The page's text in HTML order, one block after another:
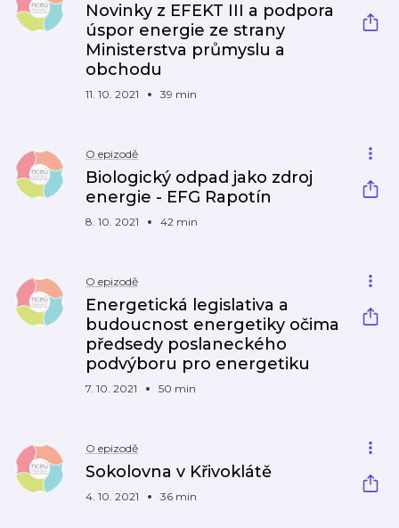
Novinky z EFEKT III a podpora
úspor energie ze strany
Ministerstva průmyslu a
obchodu
11. 10. 2021 39 min
O epizodě
Biologický odpad jako zdroj
energie - EFG Rapotín
8. 10. 2021 42 min
O epizodě
Energetická legislativa a
budoucnost energetiky očima
předsedy poslaneckého
podvýboru pro energetiku
7. 10. 2021 50 min
O epizodě
Sokolovna v Křivoklátě
4. 10. 2021 36 min